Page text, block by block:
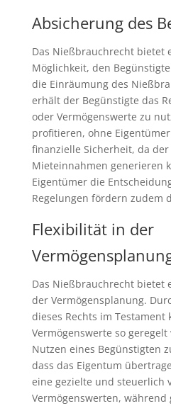
Absicherung des
Das Nießbrauchrecht bietet
Möglichkeit, den
die Einräumung des
erhält der Begünstigte das
oder Vermögenswerte zu
profitieren, ohne
finanzielle Sicherheit, da der
Mieteinnahmen generieren
Eigentümer die
Regelungen fördern zudem
Flexibilität in der
Das Nießbrauchrecht bietet
der Vermögensplanung.
dieses Rechts im Testament
Vermögenswerte so
Nutzen eines Begünstigten
dass das Eigentum
eine gezielte und steuerlich
Vermögenswerten, während